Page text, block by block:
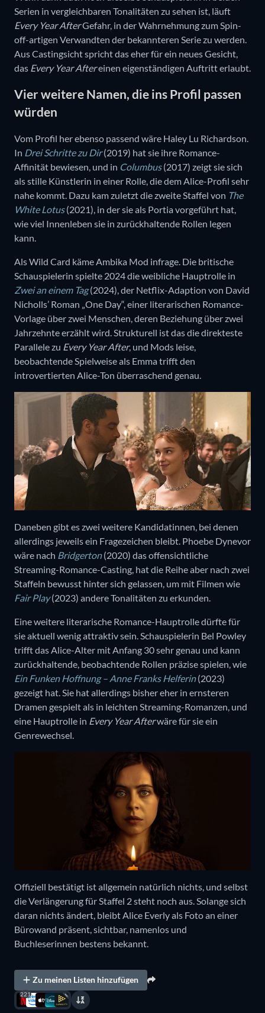
Serien in vergleichbaren Tonalitäten zu sehen ist, läuft
Every Year AfterGefahr, in der Wahrnehmung zum Spin-
off-artigen Verwandten der bekannteren Serie zu werden.
Aus Castingsicht spricht das eher für ein neues Gesicht,
das Every Year Aftereinen eigenständigen Auftritt erlaubt.
Vier weitere Namen, die ins Profil passen
würden
Vom Profil her ebenso passend wäre Haley Lu Richardson.
In Drei Schritte zu Dir(2019) hat sie ihre Romance-
Affinität bewiesen, und in Columbus(2017) zeigt sie sich
als stille Künstlerin in einer Rolle, die dem Alice-Profil sehr
nahe kommt. Dazu kam zuletzt die zweite Staffel von The
White Lotus(2021), in der sie als Portia vorgeführt hat,
wie viel Innenleben sie in zurückhaltende Rollen legen
kann.
Als Wild Card käme Ambika Mod infrage. Die britische
Schauspielerin spielte 2024 die weibliche Hauptrolle in
Zwei an einem Tag(2024), der Netflix-Adaption von David
Nicholls’ Roman „One Day“, einer literarischen Romance-
Vorlage über zwei Menschen, deren Beziehung über zwei
Jahrzehnte erzählt wird. Strukturell ist das die direkteste
Parallele zu Every Year After, und Mods leise,
beobachtende Spielweise als Emma trifft den
introvertierten Alice-Ton überraschend genau.
Daneben gibt es zwei weitere Kandidatinnen, bei denen
allerdings jeweils ein Fragezeichen bleibt. Phoebe Dynevor
wäre nach Bridgerton(2020) das offensichtliche
Streaming-Romance-Casting, hat die Reihe aber nach zwei
Staffeln bewusst hinter sich gelassen, um mit Filmen wie
Fair Play(2023) andere Tonalitäten zu erkunden.
Eine weitere literarische Romance-Hauptrolle dürfte für
sie aktuell wenig attraktiv sein. Schauspielerin Bel Powley
trifft das Alice-Alter mit Anfang 30 sehr genau und kann
zurückhaltende, beobachtende Rollen präzise spielen, wie
Ein Funken Hoffnung – Anne Franks Helferin(2023)
gezeigt hat. Sie hat allerdings bisher eher in ernsteren
Dramen gespielt als in leichten Streaming-Romanzen, und
eine Hauptrolle in Every Year Afterwäre für sie ein
Genrewechsel.
Offiziell bestätigt ist allgemein natürlich nichts, und selbst
die Verlängerung für Staffel 2 steht noch aus. Solange sich
daran nichts ändert, bleibt Alice Everly als Foto an einer
Bürowand präsent, sichtbar, namenlos und
Buchleserinnen bestens bekannt.
Zu meinen Listen hinzufügen
221